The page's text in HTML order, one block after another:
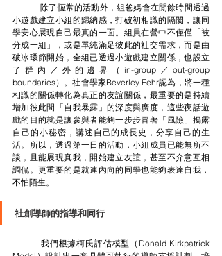
除了恆常的活動外，組爸媽會在閒餘時間透過
小遊戲建立小組的歸納感，打破初相識的隔閡，讓同
學安心展現自己最真的一面。組員在營中不僅僅「被
分成一組」，或是單純滿足彼此的社交需求，而是由
破冰環節開始，全組已透過小遊戲建立關係，也設立
了群內／外的邊界（in-group／out-group
boundaries）。社會學家Beverley Fehr認為，將一種
相識的關係轉化為真正的友誼關係，最重要的是持續
增加彼此間「自我暴露」的深度與廣度，這些夜話遊
戲的目的就是讓參與者能夠一步步冒著「風險」揭露
自己的小秘密，講述自己的成長史，分享自己的生
活。所以，透過第一日的活動，小組成員已能無所不
談，且能展現真我，開始建立友誼，甚至不介意互相
調侃。更重要的是就連內向的同學也能夠表達自我，
不怕陌生。
社創導師的指導和同行